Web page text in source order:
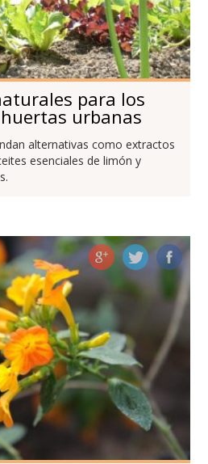
para los
urbanas
alternativas como extractos
esenciales de limón y